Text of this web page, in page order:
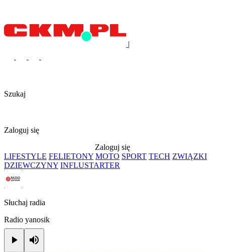
|
Szukaj
Zaloguj się
Zaloguj się
LIFESTYLE FELIETONY MOTO SPORT TECH ZWIĄZKI
DZIEWCZYNY INFLUSTARTER
Słuchaj radia
Radio yanosik
Play